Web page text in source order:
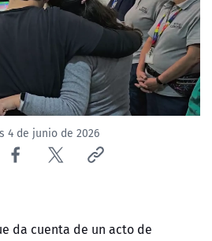
4 de junio de 2026
da cuenta de un acto de